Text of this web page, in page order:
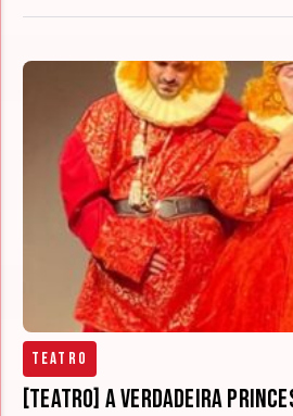
Teatro
[TEATRO] A Verdadeira